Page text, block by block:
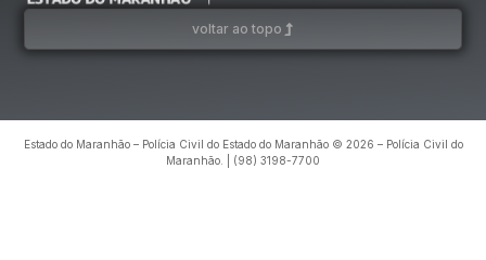
voltar ao topo
Estado do Maranhão – Polícia Civil do Estado do Maranhão © 2026 – Polícia Civil do
Maranhão. | (98) 3198-7700